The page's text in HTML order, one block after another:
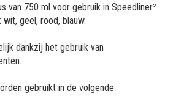
van 750 ml voor gebruik in Speedliner²
geel, rood, blauw.
dankzij het gebruik van
gebruikt in de volgende